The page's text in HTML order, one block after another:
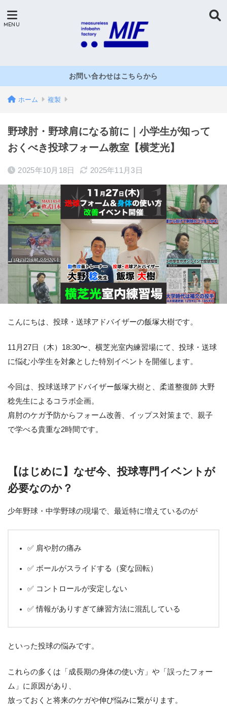
お問い合わせはこちらから
ホーム 複製
野球肘・野球肩になる前に｜小学生が知って
おくべき投球フォーム教室【横芝光】
2025年10月18日 2025年11月3日
こんにちは、投球・送球アドバイザーの飯塚大樹です。
11月27日（木）18:30〜、横芝光室内練習場にて、投球・送球
に悩む小学生を対象とした特別イベントを開催します。
今回は、投球送球アドバイザー飯塚大樹と、柔道整復師 大野
稔先生によるコラボ企画。
肩肘のケガ予防からフォーム改善、イップス対策まで、親子
で学べる貴重な2時間です。
【はじめに】なぜ今、投球専門イベントが
必要なのか？
少年野球・中学野球の現場で、最近特に増えているのが
✅ 肩や肘の痛み
✅ ボールがスライドする（変な回転）
✅ コントロールが安定しない
✅ 情報がありすぎて練習方法に混乱している
といった投球の悩みです。
これらの多くは「成長期の身体の使い方」や「誤ったフォー
ム」に原因があり、
放っておくと将来のケガや伸び悩みに繋がります。